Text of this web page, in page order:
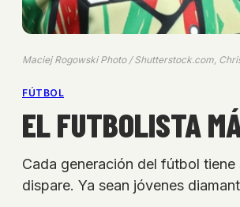
Maciej Rogowski Photo / Shutterstock.com,
FÚTBOL
EL FUTBOLISTA
Cada generación del fútbol
dispare. Ya sean jóvenes